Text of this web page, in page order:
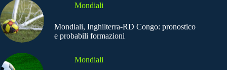
Mondiali
Mondiali, Inghilterra-RD Congo: pronostico
e probabili formazioni
Mondiali